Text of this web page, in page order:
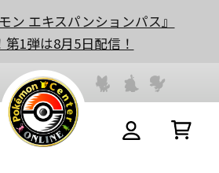
ン エキスパンションパス』
第1弾は8月5日配信！